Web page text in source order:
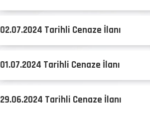
02.07.2024 Tarihli Cenaze İlanı
01.07.2024 Tarihli Cenaze İlanı
29.06.2024 Tarihli Cenaze İlanı